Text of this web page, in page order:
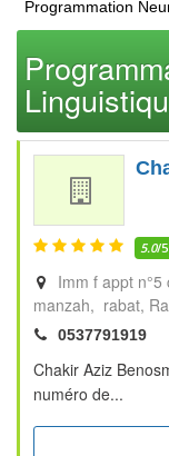
Programmation
5.0/
Imm f appt
manzah, rabat
0537791919
Chakir Aziz
numéro de...